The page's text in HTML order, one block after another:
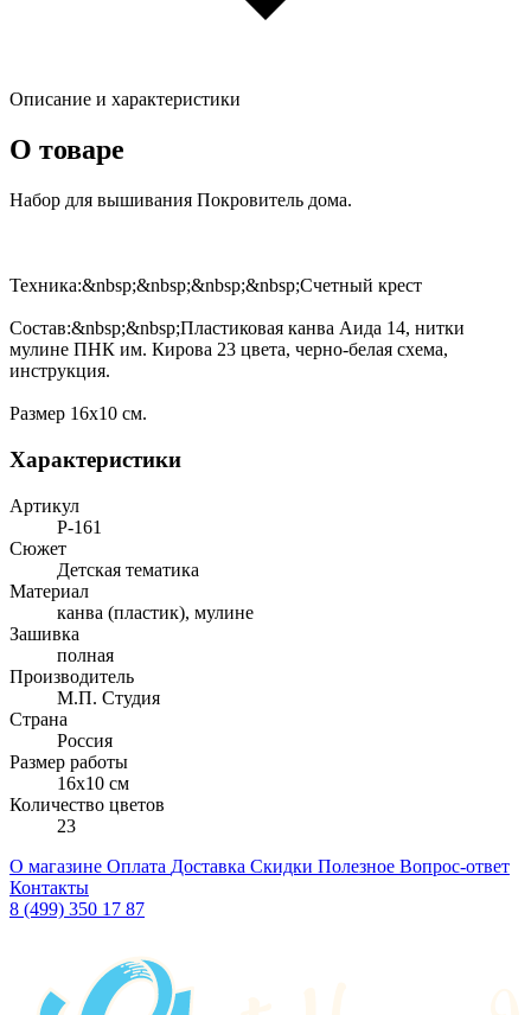
Описание и характеристики
О товаре
Набор для вышивания Покровитель дома.
Техника:&nbsp;&nbsp;&nbsp;&nbsp;Счетный крест
Состав:&nbsp;&nbsp;Пластиковая канва Аида 14, нитки
мулине ПНК им. Кирова 23 цвета, черно-белая схема,
инструкция.
Размер 16х10 см.
Характеристики
Артикул
Р-161
Сюжет
Детская тематика
Материал
канва (пластик), мулине
Зашивка
полная
Производитель
М.П. Студия
Страна
Россия
Размер работы
16x10 см
Количество цветов
23
О магазине Оплата Доставка Скидки Полезное Вопрос-ответ
Контакты
8 (499) 350 17 87